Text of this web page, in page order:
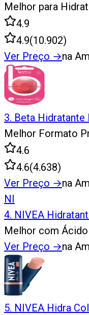
Melhor para
4.9
4.9(10.902)
Ver Preço →na
3. Beta Hidratante
Melhor Formato
4.6
4.6(4.638)
Ver Preço →na
NI
4. NIVEA
Melhor com
Ver Preço →na
5. NIVEA Hidra